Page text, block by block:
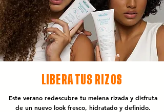
LIBERA TUS RIZOS
Este verano redescubre tu melena rizada y disfruta
de un nuevo look fresco, hidratado y definido.